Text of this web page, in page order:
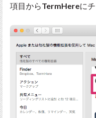
項目からTermHereに